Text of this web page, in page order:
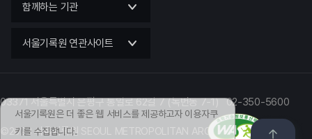
서울기록원은 더 좋은 웹 서비스를 제공하고자 이용자쿠
키를 수집합니다.
함께하는 기관
서울기록원 연관사이트
03371 서울특별시 은평구 통일로 62길 7 (녹번동 7-1) 02-350-5600
©2023 서울기록원 SEOUL METROPOLITAN ARCHIVES